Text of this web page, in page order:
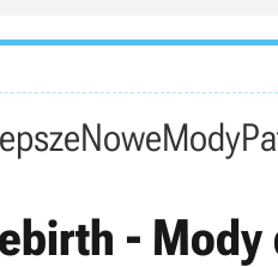
NoweMody
-